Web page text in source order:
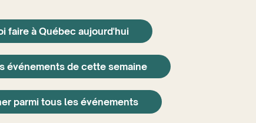
faire à Québec aujourd'hui
événements de cette semaine
parmi tous les événements